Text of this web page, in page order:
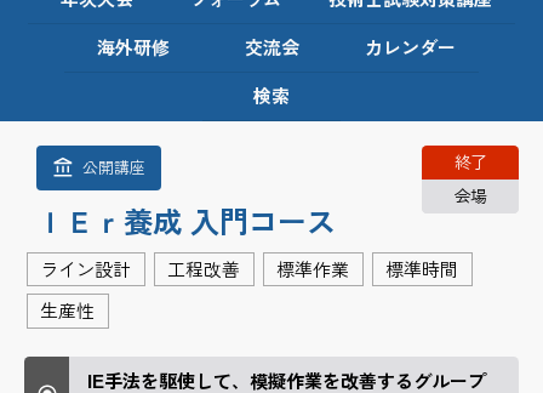
海外研修 交流会 カレンダー
検索
終了
会場
公開講座
ＩＥｒ養成 入門コース
ライン設計 工程改善 標準作業 標準時間
生産性
IE手法を駆使して、模擬作業を改善するグループ